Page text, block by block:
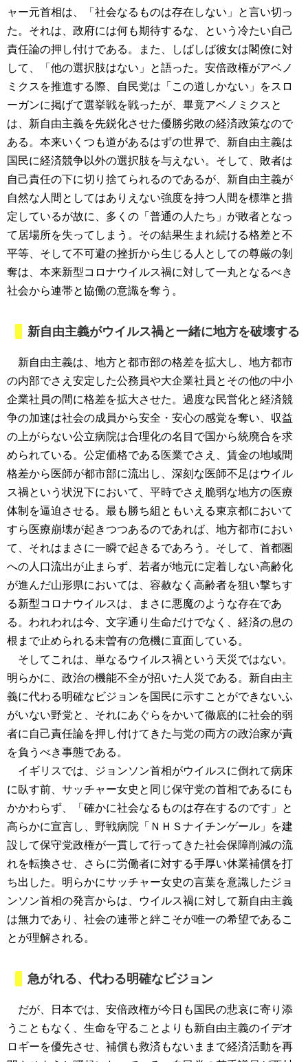
ャー元首相は、「社会なるものは存在しない」と言い切っ
た。それは、政府には何も期待するな、という冷たい自己
責任論の押し付けである。また、しばしば彼女は閣僚に対
して、「他の選択肢はない」と語った。安倍政権がアベノ
ミクスを推進する際、自民党は「この道しかない」をスロ
ーガンに掲げて選挙戦を戦ったが、畢竟アベノミクスと
は、新自由主義を先鋭化させた優勝劣敗の経済政策なので
ある。本来いくつも道があるはずの世界で、新自由主義は
国民に経済競争以外の選択肢を与えない。そして、敗者は
自己責任の下に切り捨てられるのであるが、新自由主義が
自然な人間としてはありえない強度を持つ人間を標準と措
定しているが故に、多くの「普通の人たち」が敗者となっ
て居場所を失ってしまう。その結果生まれ続ける格差と不
平等、そして不可避の挫折から生じる人としての尊厳の剝
奪は、本来新型コロナウイルス禍に対して一丸となるべき
社会から連帯と協働の意識を奪う。
新自由主義がウイルス禍と一緒に地方を破壊する
新自由主義は、地方と都市部の格差を拡大し、地方都市
の内部でさえ安定した公務員や大企業社員とその他の中小
企業社員の間に格差を拡大させた。過度な民営化と経済競
争の加速は社会の成員から安全・安心の感覚を奪い、収益
の上がらない公立病院は合理化の名目で国から統廃合を求
められている。公定価格である医業でさえ、賃金の地域間
格差から医師が都市部に流出し、深刻な医師不足はウイル
ス禍という状況下において、平時でさえ脆弱な地方の医療
体制を逼迫させる。最も勝ち組ともいえる東京都において
すら医療崩壊が起きつつあるのであれば、地方都市におい
て、それはまさに一瞬で起きるであろう。そして、首都圏
への人口流出が止まらず、若者が地元に定着しない高齢化
が進んだ山形県においては、容赦なく高齢者を狙い撃ちす
る新型コロナウイルスは、まさに悪魔のような存在であ
る。われわれは今、文字通り生命だけでなく、経済の息の
根まで止められる未曽有の危機に直面している。
そしてこれは、単なるウイルス禍という天災ではない。
明らかに、政治の機能不全が招いた人災である。新自由主
義に代わる明確なビジョンを国民に示すことができないふ
がいない野党と、それにあぐらをかいて徹底的に社会的弱
者に自己責任論を押し付けてきた与党の両方の政治家が責
を負うべき事態である。
イギリスでは、ジョンソン首相がウイルスに倒れて病床
に臥す前、サッチャー女史と同じ保守党の首相であるにも
かかわらず、「確かに社会なるものは存在するのです」と
高らかに宣言し、野戦病院「ＮＨＳナイチンゲール」を建
設して保守党政権が一貫して行ってきた社会保障削減の流
れを転換させ、さらに労働者に対する手厚い休業補償を打
ち出した。明らかにサッチャー女史の言葉を意識したジョ
ンソン首相の発言からは、ウイルス禍に対して新自由主義
は無力であり、社会の連帯と絆こそが唯一の希望であるこ
とが理解される。
急がれる、代わる明確なビジョン
だが、日本では、安倍政権が今日も国民の悲哀に寄り添
うこともなく、生命を守ることよりも新自由主義のイデオ
ロギーを優先させ、補償も救済もないままで経済活動を再